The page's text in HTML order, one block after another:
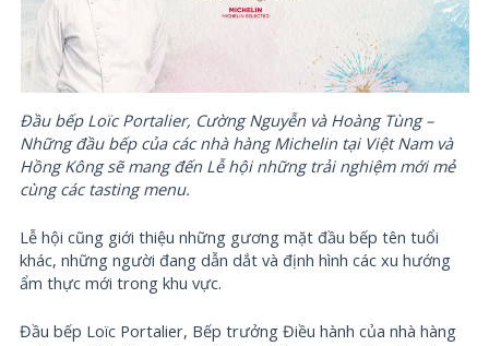
Đầu bếpLoïc Portalier, Cường Nguyễn vàHoàng Tùng –
Những đầu bếp của các nhà hàng Michelin tại Việt Nam và
Hồng Kông sẽ mang đến Lễ hội những trải nghiệm mới mẻ
cùng các tasting menu.
Lễ hội cũng giới thiệu những gương mặt đầu bếp tên tuổi
khác, những người đang dẫn dắt và định hình các xu hướng
ẩm thực mới trong khu vực.
Đầu bếp Loïc Portalier, Bếp trưởng Điều hành của nhà hàng